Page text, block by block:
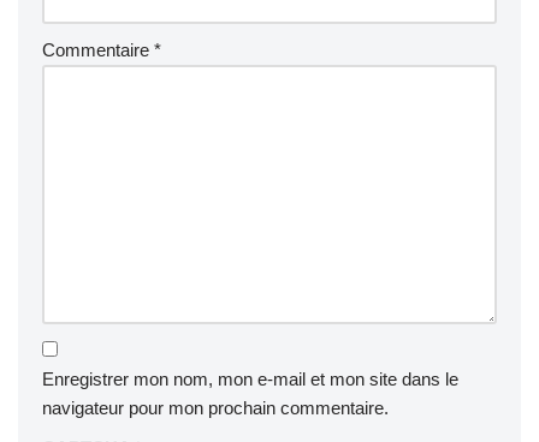
Commentaire *
Enregistrer mon nom, mon e-mail et mon site dans le
navigateur pour mon prochain commentaire.